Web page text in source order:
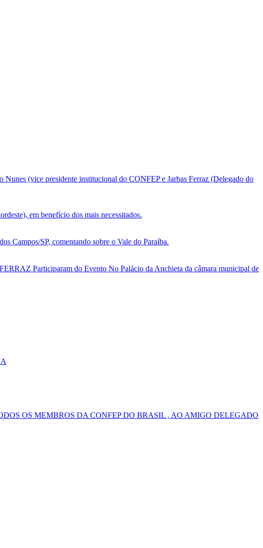
(vice presidente institucional do CONFEP e Jarbas Ferraz (Delegado do
em benefício dos mais necessitados.
Campos/SP, comentando sobre o Vale do Paraíba.
Participaram do Evento No Palácio da Anchieta da câmara municipal de
OS MEMBROS DA CONFEP DO BRASIL , AO AMIGO DELEGADO